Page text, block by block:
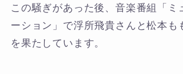
この騒ぎがあった後、音楽番組「ミ
ーション」で浮所飛貴さんと松本も
を果たしています。